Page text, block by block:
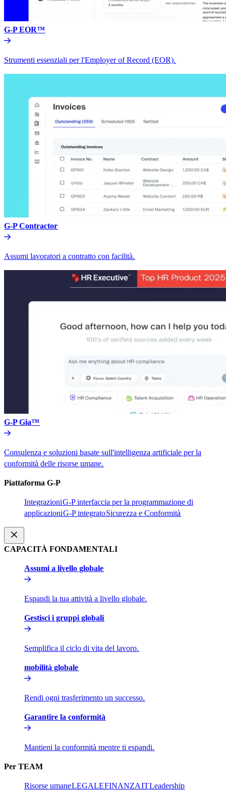
G-P EOR™​​
Strumenti essenziali per l'Employer of Record (EOR).​​
G-P Contractor​​
Assumi lavoratori a contratto con facilità.​​
G-P Gia™​​
Consulenza e soluzioni basate sull'intelligenza artificiale per la
conformità delle risorse umane.​​
Piattaforma G-P​​
Integrazioni​​G-P interfaccia per la programmazione di
applicazioni​​G-P integrato​​Sicurezza e Conformità​​
CAPACITÀ FONDAMENTALI​​
Assumi a livello globale​​
Espandi la tua attività a livello globale.​​
Gestisci i gruppi globali​​
Semplifica il ciclo di vita del lavoro.​​
mobilità globale​​
Rendi ogni trasferimento un successo.​​
Garantire la conformità​​
Mantieni la conformità mentre ti espandi.​​
Per TEAM​​
Risorse umane​​LEGALE​​FINANZA​​IT​​Leadership​​